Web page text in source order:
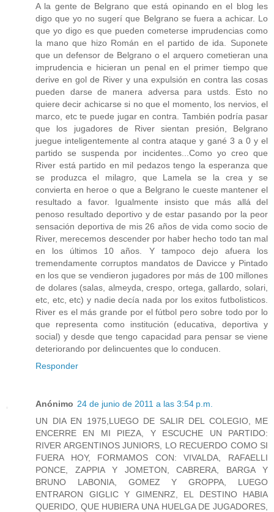
A la gente de Belgrano que está opinando en el blog les
digo que yo no sugerí que Belgrano se fuera a achicar. Lo
que yo digo es que pueden cometerse imprudencias como
la mano que hizo Román en el partido de ida. Suponete
que un defensor de Belgrano o el arquero cometieran una
imprudencia e hicieran un penal en el primer tiempo que
derive en gol de River y una expulsión en contra las cosas
pueden darse de manera adversa para ustds. Esto no
quiere decir achicarse si no que el momento, los nervios, el
marco, etc te puede jugar en contra. También podría pasar
que los jugadores de River sientan presión, Belgrano
juegue inteligentemente al contra ataque y gané 3 a 0 y el
partido se suspenda por incidentes...Como yo creo que
River está partido en mil pedazos tengo la esperanza que
se produzca el milagro, que Lamela se la crea y se
convierta en heroe o que a Belgrano le cueste mantener el
resultado a favor. Igualmente insisto que más allá del
penoso resultado deportivo y de estar pasando por la peor
sensación deportiva de mis 26 años de vida como socio de
River, merecemos descender por haber hecho todo tan mal
en los últimos 10 años. Y tampoco dejo afuera los
tremendamente corruptos mandatos de Davicce y Pintado
en los que se vendieron jugadores por más de 100 millones
de dolares (salas, almeyda, crespo, ortega, gallardo, solari,
etc, etc, etc) y nadie decía nada por los exitos futbolisticos.
River es el más grande por el fútbol pero sobre todo por lo
que representa como institución (educativa, deportiva y
social) y desde que tengo capacidad para pensar se viene
deteriorando por delincuentes que lo conducen.
Responder
Anónimo 24 de junio de 2011 a las 3:54 p.m.
UN DIA EN 1975,LUEGO DE SALIR DEL COLEGIO, ME
ENCERRE EN MI PIEZA, Y ESCUCHE UN PARTIDO:
RIVER ARGENTINOS JUNIORS, LO RECUERDO COMO SI
FUERA HOY, FORMAMOS CON: VIVALDA, RAFAELLI
PONCE, ZAPPIA Y JOMETON, CABRERA, BARGA Y
BRUNO LABONIA, GOMEZ Y GROPPA, LUEGO
ENTRARON GIGLIC Y GIMENRZ, EL DESTINO HABIA
QUERIDO, QUE HUBIERA UNA HUELGA DE JUGADORES,